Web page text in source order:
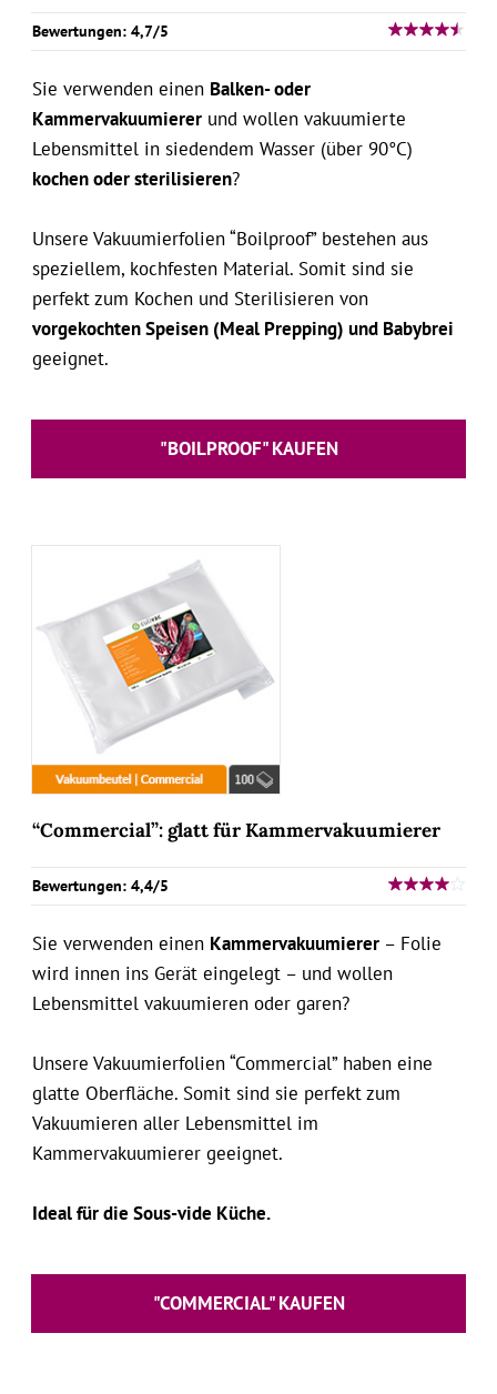
Bewertungen: 4,7/5
Sie verwenden einen Balken- oder
Kammervakuumierer und wollen vakuumierte
Lebensmittel in siedendem Wasser (über 90°C)
kochen oder sterilisieren?
Unsere Vakuumierfolien “Boilproof” bestehen aus
speziellem, kochfesten Material. Somit sind sie
perfekt zum Kochen und Sterilisieren von
vorgekochten Speisen (Meal Prepping) und Babybrei
geeignet.
"BOILPROOF" KAUFEN
“Commercial”: glatt für Kammervakuumierer
Bewertungen: 4,4/5
Sie verwenden einen Kammervakuumierer – Folie
wird innen ins Gerät eingelegt – und wollen
Lebensmittel vakuumieren oder garen?
Unsere Vakuumierfolien “Commercial” haben eine
glatte Oberfläche. Somit sind sie perfekt zum
Vakuumieren aller Lebensmittel im
Kammervakuumierer geeignet.
Ideal für die Sous-vide Küche.
"COMMERCIAL" KAUFEN